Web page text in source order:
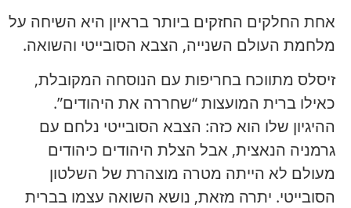
אחת החלקים החזקים ביותר בראיון היא השיחה על
מלחמת העולם השנייה, הצבא הסובייטי והשואה.
זיסלס מתווכח בחריפות עם הנוסחה המקובלת,
כאילו ברית המועצות “שחררה את היהודים”.
ההיגיון שלו הוא כזה: הצבא הסובייטי נלחם עם
גרמניה הנאצית, אבל הצלת היהודים כיהודים
מעולם לא הייתה מטרה מוצהרת של השלטון
הסובייטי. יתרה מזאת, נושא השואה עצמו בברית